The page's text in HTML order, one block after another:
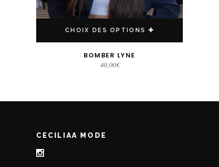
CHOIX DES OPTIONS
BOMBER LYNE
40,00€
CECILIAA MODE